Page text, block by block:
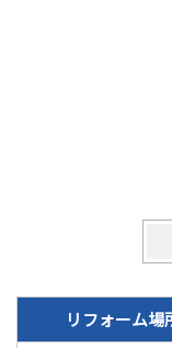
リフォーム場